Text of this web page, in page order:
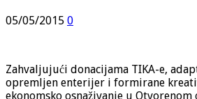
05/05/2015 0
Zahvaljujući donacijama TIKA-e,
opremljen enterijer i formirane
ekonomsko osnaživanje u Otvorenom